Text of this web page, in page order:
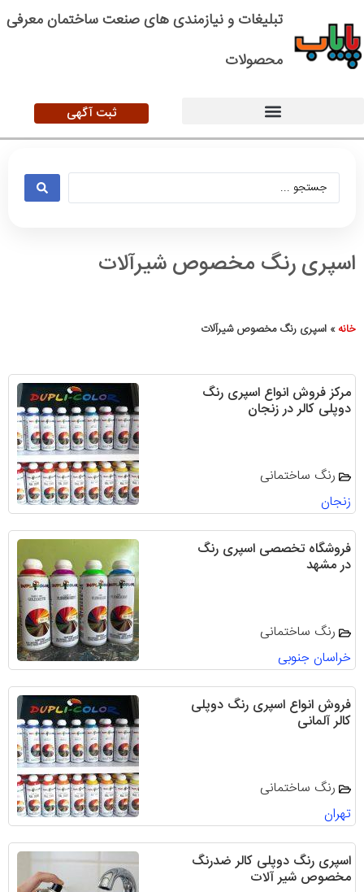
تبلیغات و نیازمندی های صنعت ساختمان معرفی
محصولات
ثبت آگهی
اسپری رنگ مخصوص شیرآلات
خانه» اسپری رنگ مخصوص شیرآلات
مرکز فروش انواع اسپری رنگ
دوپلی کالر در زنجان
رنگ ساختمانی
زنجان
فروشگاه تخصصی اسپری رنگ
در مشهد
رنگ ساختمانی
خراسان جنوبی
فروش انواع اسپری رنگ دوپلی
کالر آلمانی
رنگ ساختمانی
تهران
اسپری رنگ دوپلی کالر ضدرنگ
مخصوص شیر آلات